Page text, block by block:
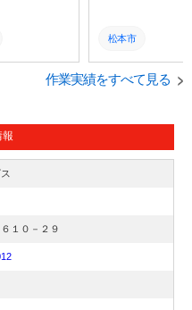
た。エンジン
取り外しは必
イトを取り外すには
ンパーをはじめ、色
部品を取り外す必要
ります。
松本市
整備
作業実績をすべて見る
報
１０－２９